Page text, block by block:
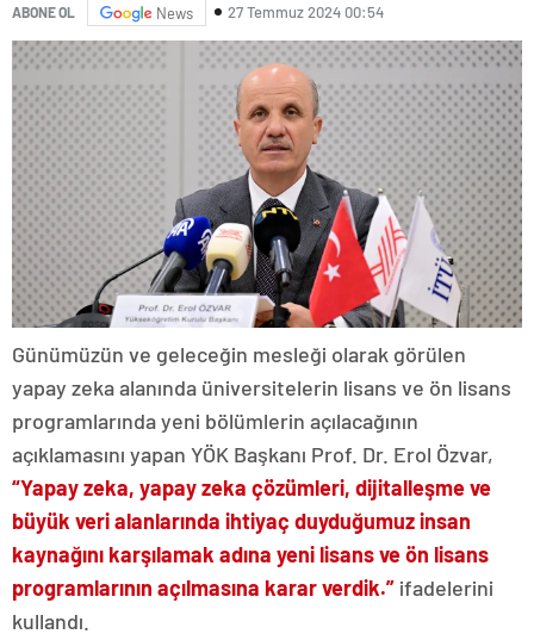
ABONE OL News 27 Temmuz 2024 00:54
Günümüzün ve geleceğin mesleği olarak görülen
yapay zeka alanında üniversitelerin lisans ve ön lisans
programlarında yeni bölümlerin açılacağının
açıklamasını yapan YÖK Başkanı Prof. Dr. Erol Özvar,
“Yapay zeka, yapay zeka çözümleri, dijitalleşme ve
büyük veri alanlarında ihtiyaç duyduğumuz insan
kaynağını karşılamak adına yeni lisans ve ön lisans
programlarının açılmasına karar verdik.” ifadelerini
kullandı.